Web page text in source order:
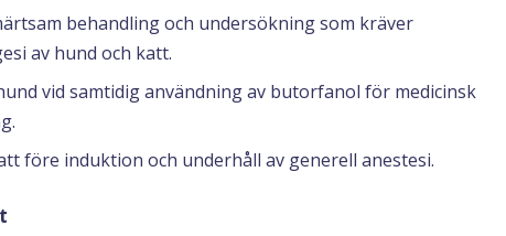
behandling och undersökning som kräver
av hund och katt.
vid samtidig användning av butorfanol för medicinsk
före induktion och underhåll av generell anestesi.